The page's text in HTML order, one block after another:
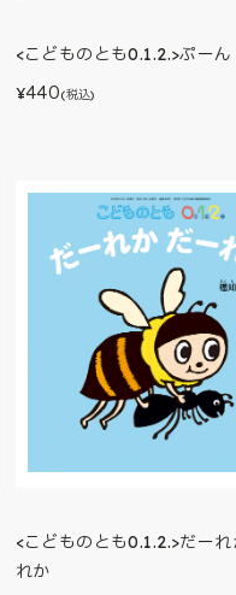
<こどものとも0.1.2.>ぷーん
¥440(税込)
<こどものとも0.1.2.>だー
れか